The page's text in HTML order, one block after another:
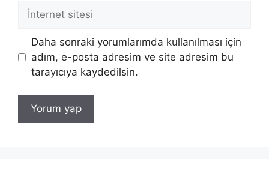
İnternet
sitesi
Daha sonraki yorumlarımda kullanılması için
adım, e-posta adresim ve site adresim bu
tarayıcıya kaydedilsin.